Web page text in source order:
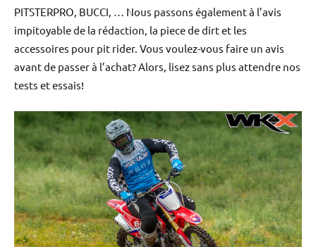
et
Mini
Moto
PITSTERPRO, BUCCI, … Nous passons également à l’avis
impitoyable de la rédaction, la piece de dirt et les
accessoires pour pit rider. Vous voulez-vous faire un avis
avant de passer à l’achat? Alors, lisez sans plus attendre nos
tests et essais!